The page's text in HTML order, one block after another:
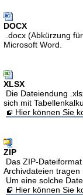
DOCX
.docx (Abkürzung
Microsoft Word.
XLSX
Die Dateiendung
sich mit
Hier können Sie
ZIP
Das ZIP-
Archivdateien
Um eine solche
Hier können Sie